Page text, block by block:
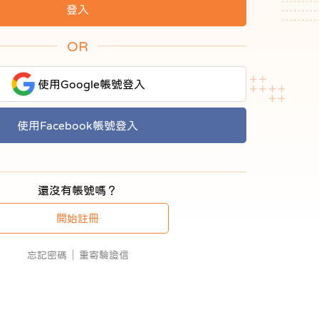
OR
使用Google帳號登入
使用Facebook帳號登入
還沒有帳號嗎？
開始註冊
忘記密碼 重寄驗證信